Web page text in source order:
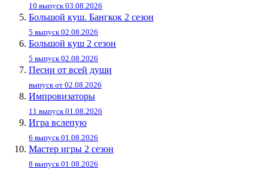
10 выпуск 03.08.2026
Большой куш. Бангкок 2 сезон
5 выпуск 02.08.2026
Большой куш 2 сезон
5 выпуск 02.08.2026
Песни от всей души
выпуск от 02.08.2026
Импровизаторы
11 выпуск 01.08.2026
Игра вслепую
6 выпуск 01.08.2026
Мастер игры 2 сезон
8 выпуск 01.08.2026